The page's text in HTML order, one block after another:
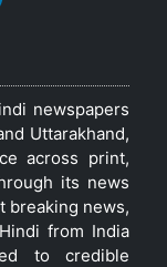
newspapers
Uttarakhand,
across print,
its news
breaking news,
from India
to credible